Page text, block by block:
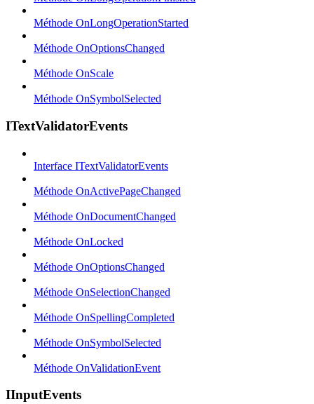
Méthode OnLongOperationStarted
Méthode OnOptionsChanged
Méthode OnScale
Méthode OnSymbolSelected
ITextValidatorEvents
Interface ITextValidatorEvents
Méthode OnActivePageChanged
Méthode OnDocumentChanged
Méthode OnLocked
Méthode OnOptionsChanged
Méthode OnSelectionChanged
Méthode OnSpellingCompleted
Méthode OnSymbolSelected
Méthode OnValidationEvent
IInputEvents